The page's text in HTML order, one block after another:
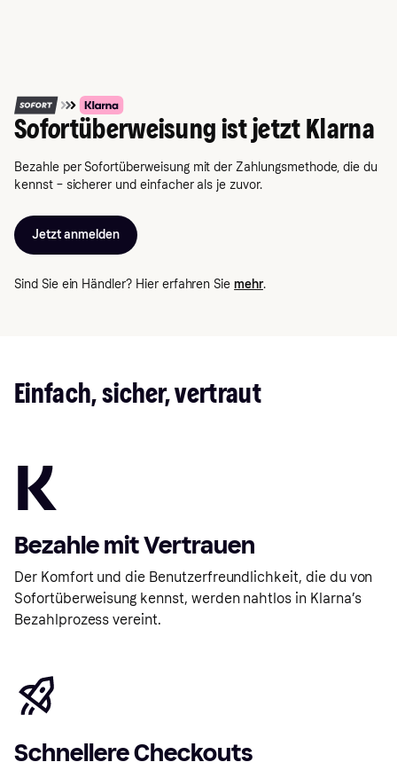
Sofortüberweisung ist jetzt Klarna
Bezahle per Sofortüberweisung mit der Zahlungsmethode, die du
kennst – sicherer und einfacher als je zuvor.
Jetzt anmelden
Sind Sie ein Händler? Hier erfahren Siemehr.
Einfach, sicher, vertraut
Bezahle mit Vertrauen
Der Komfort und die Benutzerfreundlichkeit, die du von
Sofortüberweisung kennst, werden nahtlos in Klarna’s
Bezahlprozess vereint.
Schnellere Checkouts